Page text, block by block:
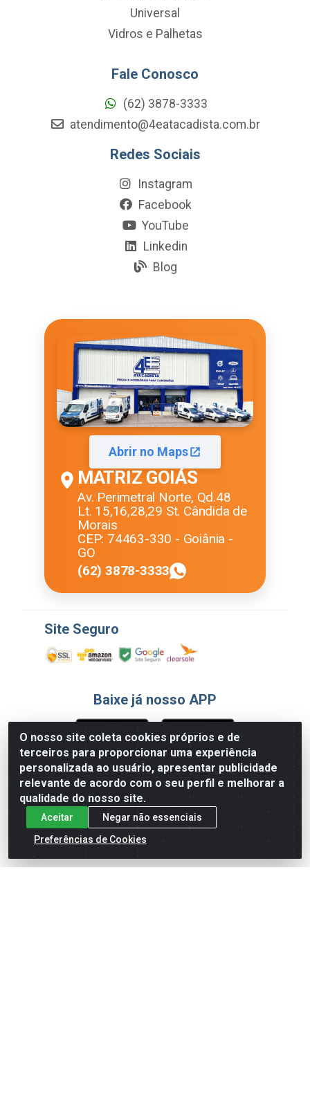
O nosso site coleta cookies próprios e de
terceiros para proporcionar uma experiência
personalizada ao usuário, apresentar publicidade
relevante de acordo com o seu perfil e melhorar a
qualidade do nosso site.
Aceitar
Negar não essenciais
Preferências de Cookies
Universal
Vidros e Palhetas
Fale Conosco
(62) 3878-3333
atendimento@4eatacadista.com.br
Redes Sociais
Instagram
Facebook
YouTube
Linkedin
Blog
Abrir no Maps
MATRIZ GOIÁS
Av. Perimetral Norte, Qd.48
Lt. 15,16,28,29 St. Cândida de
Morais
CEP: 74463-330 - Goiânia -
GO
(62) 3878-3333
Site Seguro
Baixe já nosso APP
Formas de Pagamento